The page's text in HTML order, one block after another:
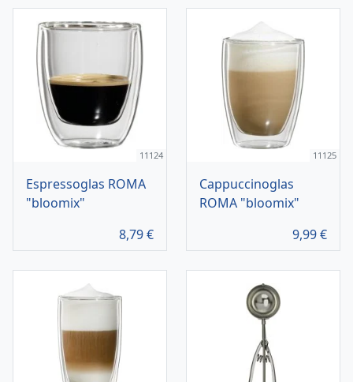
11124
Espressoglas ROMA
"bloomix"
8,79€
11125
Cappuccinoglas
ROMA "bloomix"
9,99€